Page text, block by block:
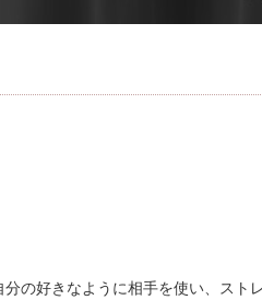
の好きなように相手を使い、スト